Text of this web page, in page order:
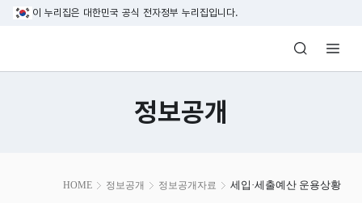
본문 바로가기
이 누리집은 대한민국 공식 전자정부 누리집입니다.
방송미디어통신위원회 Korea Media
정보공개
HOME 정보공개 정보공개자료 세입·세출예산 운용상황